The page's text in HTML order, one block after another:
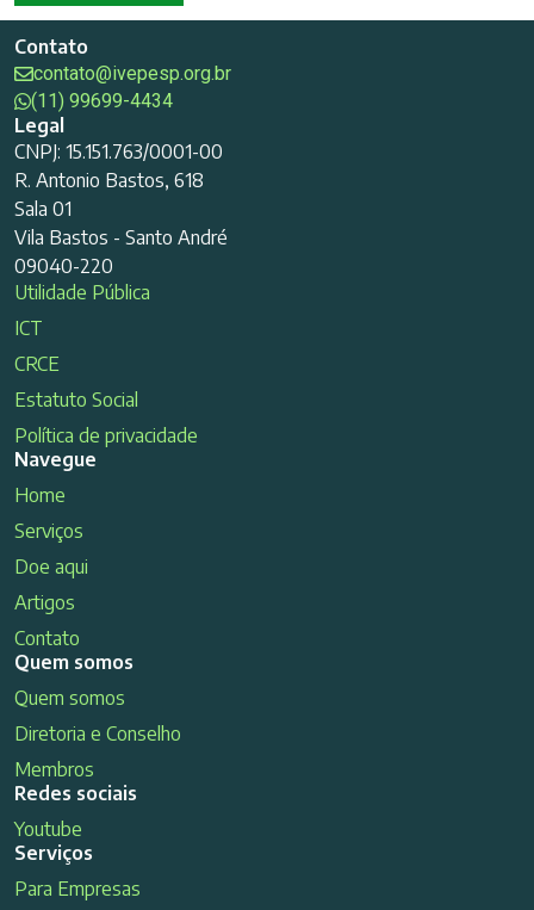
Contato
contato@ivepesp.org.br
(11) 99699-4434
Legal
CNPJ: 15.151.763/0001-00
R. Antonio Bastos, 618
Sala 01
Vila Bastos - Santo André
09040-220
Utilidade Pública
ICT
CRCE
Estatuto Social
Política de privacidade
Navegue
Home
Serviços
Doe aqui
Artigos
Contato
Quem somos
Quem somos
Diretoria e Conselho
Membros
Redes sociais
Youtube
Serviços
Para Empresas